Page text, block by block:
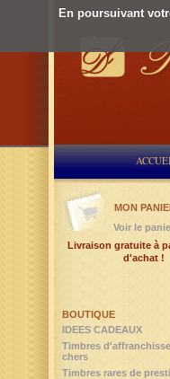
En poursuivant
BOUTIQUE
IDEES CADEAUX
Timbres
chers
Timbres rares de
MON
Voir le
Livraison gratuite à
d'achat !